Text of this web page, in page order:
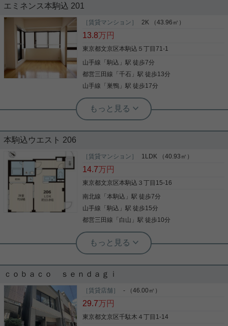
エミネンス本駒込 201
［賃貸マンション］ 2K （43.96㎡）
13.8万円
東京都文京区本駒込５丁目71-1
山手線 「駒込 」駅 徒歩7分
都営三田線 「千石 」駅 徒歩13分
山手線 「 巣鴨 」駅 徒歩17分
実用春日ホーム 白山店 山田諒人
犬or猫1匹飼育可☆ 南西角部屋☆即入
又は猫1匹まで飼育可能なお部屋です。 内覧可能、
即入居可能ですので、気になる方は是非お早め
に！！ 3口コンロのシステムキッチン 追い焚き浴槽
温水洗浄便座 独立洗面 エアコン2基 24時間コールセ
キッチンにも窓があり明るく風通し良好です。 ※楽
器・駐輪は不可となります 明るいお部屋で、新婚さ
んやカップルにもお勧めです。 気になる方は是非お
早めに白山店までお問い合わせください。
写真(9)
本駒込ウエスト 206
［賃貸マンション］ 1LDK （40.93㎡）
14.7万円
東京都文京区本駒込３丁目15-16
南北線 「本駒込 」駅 徒歩7分
山手線 「駒込 」駅 徒歩15分
都営三田線 「 白山 」駅 徒歩10分
根津駅前センター（実用根津ホーム株式会社 根津駅前センター） スタ
ッフ小西
環境重視の方にオススメ
人気の角部屋・２面採光の１LDK物件です！！ お部
屋は、バス・トイレ別の追い炊き機能・浴室乾燥・
温水洗浄便座を完備しており、 全居室フローリング
仕様の室内洗濯機置き場にエアコンあり。 収納スペ
ｃｏｂａｃｏ ｓｅｎｄａｇｉ
［賃貸店舗］ - （46.00㎡）
29.7万円
東京都文京区千駄木４丁目1-14